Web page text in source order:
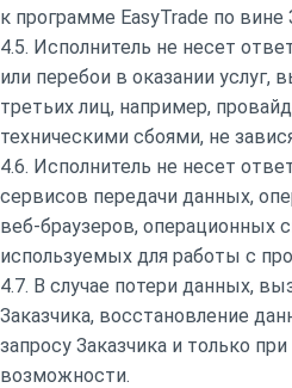
к программе EasyTrade по вине
4.5. Исполнитель не несет
или перебои в оказании
третьих лиц, например,
техническими сбоями, не
4.6. Исполнитель не несет
сервисов передачи данных,
веб-браузеров, операционных
используемых для работы с
4.7. В случае потери данных,
Заказчика, восстановление
запросу Заказчика и только
возможности.